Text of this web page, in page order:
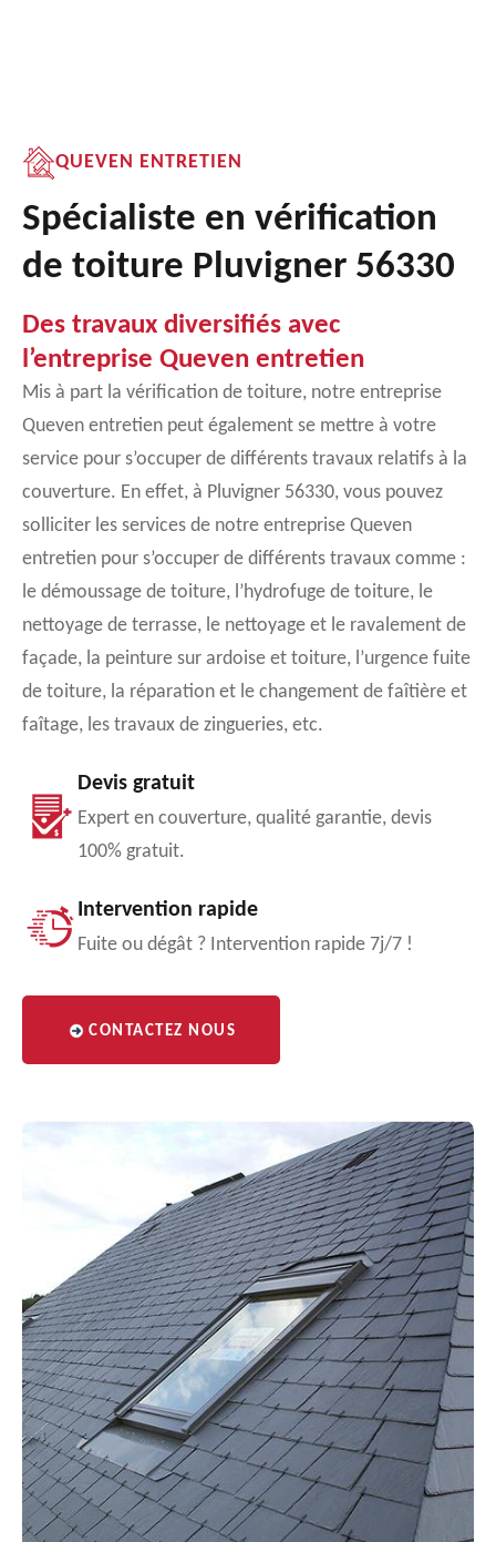
QUEVEN ENTRETIEN
Spécialiste en vérification
de toiture Pluvigner 56330
Des travaux diversifiés avec
l’entreprise Queven entretien
Mis à part la vérification de toiture, notre entreprise
Queven entretien peut également se mettre à votre
service pour s’occuper de différents travaux relatifs à la
couverture. En effet, à Pluvigner 56330, vous pouvez
solliciter les services de notre entreprise Queven
entretien pour s’occuper de différents travaux comme :
le démoussage de toiture, l’hydrofuge de toiture, le
nettoyage de terrasse, le nettoyage et le ravalement de
façade, la peinture sur ardoise et toiture, l’urgence fuite
de toiture, la réparation et le changement de faîtière et
faîtage, les travaux de zingueries, etc.
Devis gratuit
Expert en couverture, qualité garantie, devis
100% gratuit.
Intervention rapide
Fuite ou dégât ? Intervention rapide 7j/7 !
CONTACTEZ NOUS